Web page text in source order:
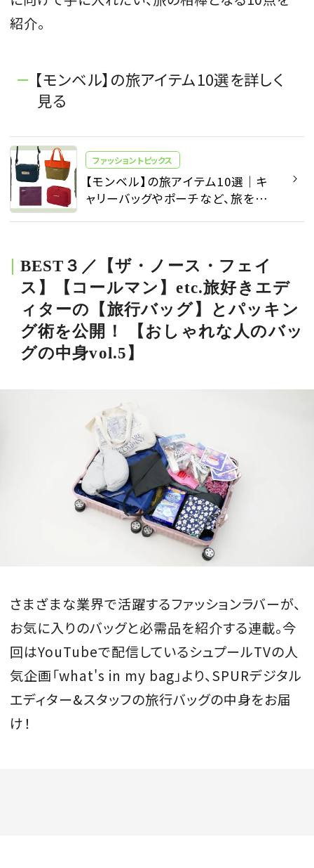
紹介。
【モンベル】の旅アイテム10選を詳しく
見る
ファッショントピックス
【モンベル】の旅アイテム10選｜キ
ャリーバッグやポーチなど、旅を快
BEST３／【ザ・ノース・フェイ
ス】【コールマン】etc.旅好きエデ
ィターの【旅行バッグ】とパッキン
グ術を公開！ 【おしゃれな人のバッ
グの中身vol.5】
さまざまな業界で活躍するファッションラバーが、
お気に入りのバッグと必需品を紹介する連載。今
回はYouTubeで配信しているシュプールTVの人
気企画「what's in my bag」より、SPURデジタル
エディター&スタッフの旅行バッグの中身をお届
け！